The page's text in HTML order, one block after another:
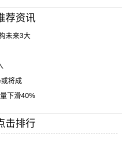
荐资讯
未来3大
将成
下滑40%
击排行